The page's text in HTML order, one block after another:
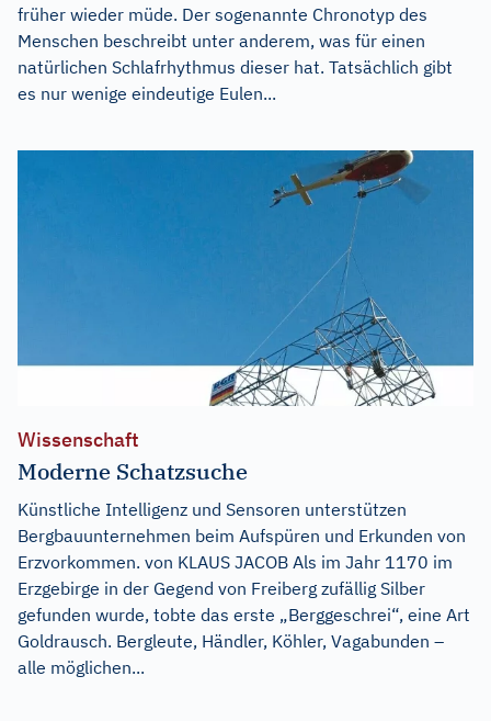
früher wieder müde. Der sogenannte Chronotyp des
Menschen beschreibt unter anderem, was für einen
natürlichen Schlafrhythmus dieser hat. Tatsächlich gibt
es nur wenige eindeutige Eulen...
Wissenschaft
Moderne Schatzsuche
Künstliche Intelligenz und Sensoren unterstützen
Bergbauunternehmen beim Aufspüren und Erkunden von
Erzvorkommen. von KLAUS JACOB Als im Jahr 1170 im
Erzgebirge in der Gegend von Freiberg zufällig Silber
gefunden wurde, tobte das erste „Berggeschrei“, eine Art
Goldrausch. Bergleute, Händler, Köhler, Vagabunden –
alle möglichen...